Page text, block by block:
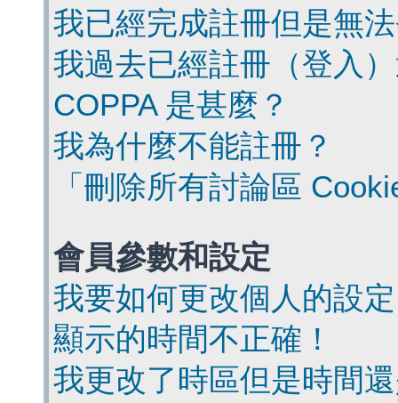
我已經完成註冊但是無
我過去已經註冊（登入
COPPA 是甚麼？
我為什麼不能註冊？
「刪除所有討論區
會員參數和設定
我要如何更改個人的設
顯示的時間不正確！
我更改了時區但是時間